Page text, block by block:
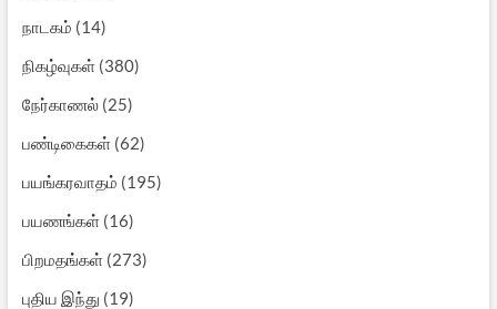
நாடகம் (14)
நிகழ்வுகள்(380)
நேர்காணல்(25)
பண்டிகைகள்(62)
பயங்கரவாதம் (195)
பயணங்கள்(16)
பிறமதங்கள்(273)
புதிய இந்து (19)